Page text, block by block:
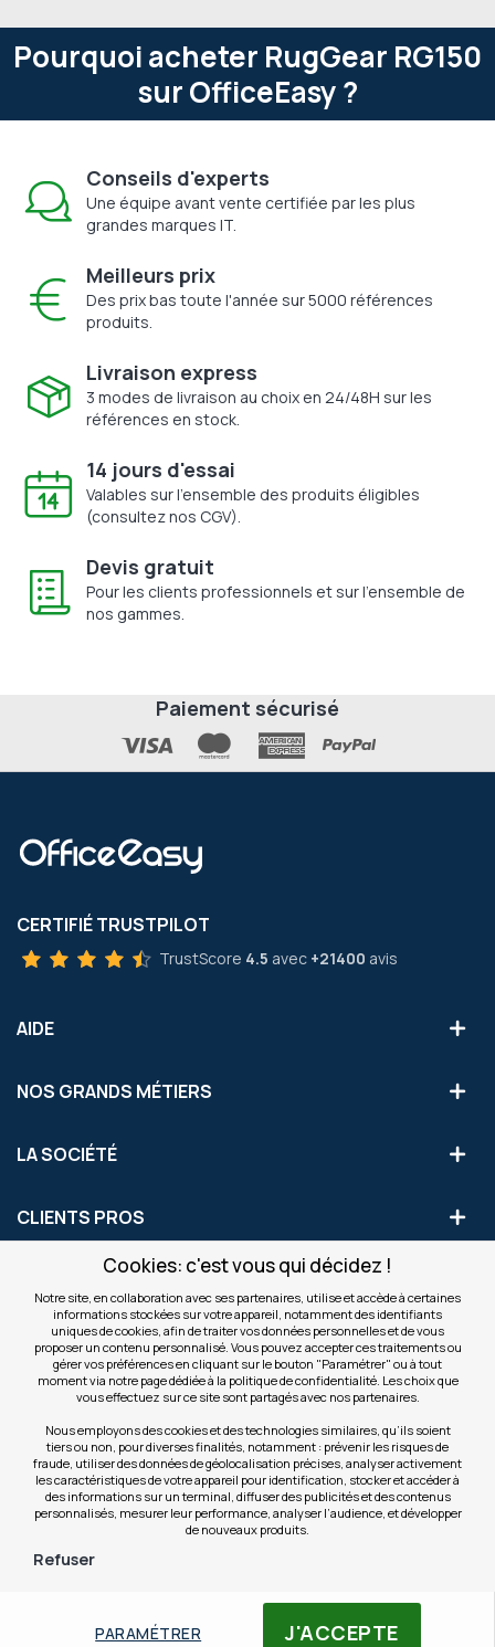
J'ACCEPTE
PARAMÉTRER
Cookies: c'est vous qui décidez !
Notre site, en collaboration avec ses partenaires, utilise et accède à certaines
informations stockées sur votre appareil, notamment des identifiants
uniques de cookies, afin de traiter vos données personnelles et de vous
proposer un contenu personnalisé. Vous pouvez accepter ces traitements ou
gérer vos préférences en cliquant sur le bouton "Paramétrer" ou à tout
moment via notre page dédiée à la politique de confidentialité. Les choix que
vous effectuez sur ce site sont partagés avec nos partenaires.
Nous employons des cookies et des technologies similaires, qu’ils soient
tiers ou non, pour diverses finalités, notamment : prévenir les risques de
fraude, utiliser des données de géolocalisation précises, analyser activement
les caractéristiques de votre appareil pour identification, stocker et accéder à
des informations sur un terminal, diffuser des publicités et des contenus
personnalisés, mesurer leur performance, analyser l’audience, et développer
de nouveaux produits.
Refuser
Pourquoi acheter RugGear RG150
sur OfficeEasy ?
Conseils d'experts
Une équipe avant vente certifiée par les plus
grandes marques IT.
Meilleurs prix
Des prix bas toute l'année sur 5000 références
produits.
Livraison express
3 modes de livraison au choix en 24/48H sur les
références en stock.
14 jours d'essai
Valables sur l'ensemble des produits éligibles
(consultez nos CGV).
Devis gratuit
Pour les clients professionnels et sur l'ensemble de
nos gammes.
Paiement sécurisé
CERTIFIÉ TRUSTPILOT
TrustScore 4.5 avec +21400 avis
AIDE
NOS GRANDS MÉTIERS
LA SOCIÉTÉ
CLIENTS PROS
S'INSCRIRE AUX OFFRES COMMERCIALES
Inscription
notre
newsletter
Valider
NOS SITES
© Copyright OfficeEasy 2026